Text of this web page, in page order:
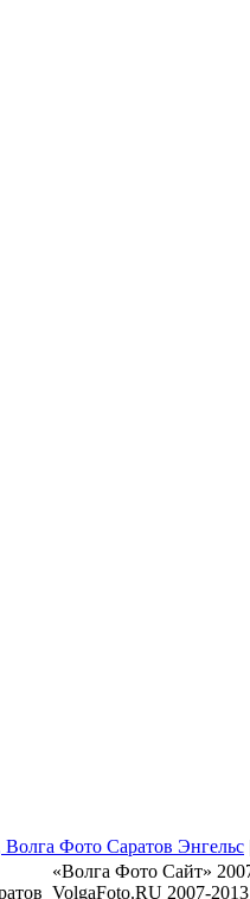
Фото Саратов Энгельс
«Волга Фото Сайт»
VolgaFoto.RU 2007-2013